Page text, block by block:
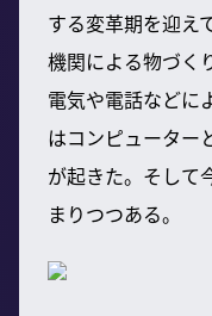
する変革期を迎え
機関による物づく
電気や電話などに
はコンピューター
が起きた。そして
まりつつある。